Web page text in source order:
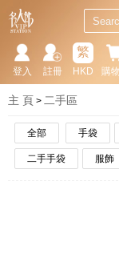
購
繁
HKD
註冊
登入
主 頁 二手區
全部 手袋
二手手袋 服飾